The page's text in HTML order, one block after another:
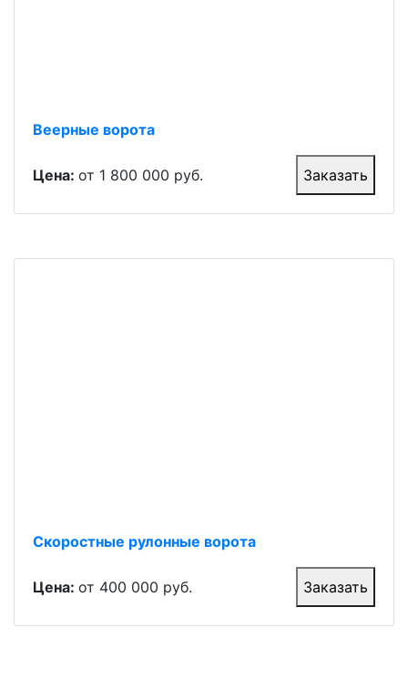
Веерные ворота
Цена: от 1 800 000 руб. Заказать
Скоростные рулонные ворота
Цена: от 400 000 руб. Заказать